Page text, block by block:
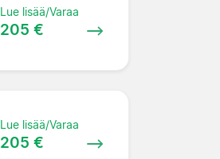
Lue lisää/Varaa
205 €
Lue lisää/Varaa
205 €